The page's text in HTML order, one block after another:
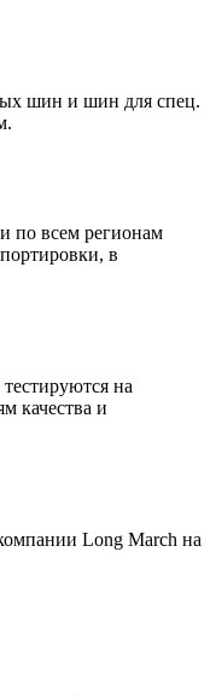
шин и шин для спец.
по всем регионам
в
на
качества и
Long March на